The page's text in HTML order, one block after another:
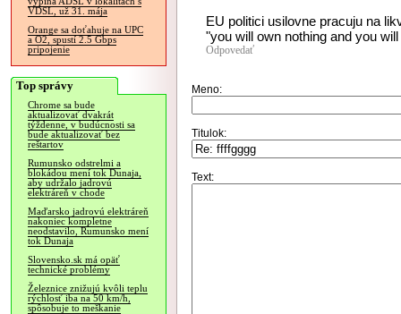
VDSL, už 31. mája
Orange sa doťahuje na UPC
a O2, spustí 2.5 Gbps
pripojenie
Top správy
Chrome sa bude
aktualizovať dvakrát
týždenne, v budúcnosti sa
bude aktualizovať bez
reštartov
Rumunsko odstrelmi a
blokádou mení tok Dunaja,
aby udržalo jadrovú
elektráreň v chode
Maďarsko jadrovú elektráreň
nakoniec kompletne
neodstavilo, Rumunsko mení
tok Dunaja
Slovensko.sk má opäť
technické problémy
Železnice znižujú kvôli teplu
rýchlosť iba na 50 km/h,
spôsobuje to meškanie
EU politici usilovne pracuju na
"you will own nothing and you
Odpovedať
Meno:
Titulok:
Text: